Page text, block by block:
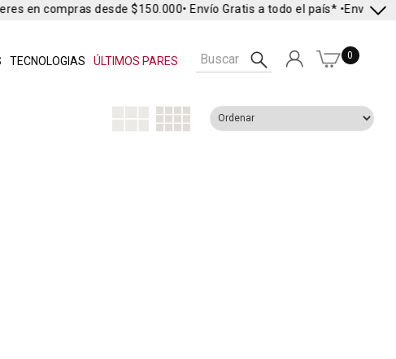
TECNOLOGIAS ÚLTIMOS PARES
en compras desde $150.000• Envío Gratis a todo el país* •Envío
0